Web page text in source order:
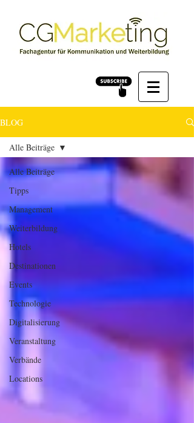
BLOG
Alle Beiträge
Tipps
Management
Weiterbildung
Hotels
Destinationen
Events
Technologie
Digitalisierung
Veranstaltung
Verbände
Locations
Alle Beiträge